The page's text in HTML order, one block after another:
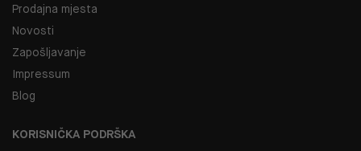
Prodajna mjesta
Novosti
Zapošljavanje
Impressum
Blog
KORISNIČKA PODRŠKA